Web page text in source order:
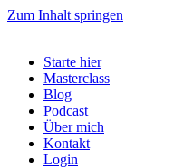
Zum Inhalt springen
Starte hier
Masterclass
Blog
Podcast
Über mich
Kontakt
Login